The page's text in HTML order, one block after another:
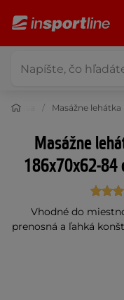
a krása Masážne lehátka
Masážne
186x70x62-84
Vhodné do
prenosná a ľahká